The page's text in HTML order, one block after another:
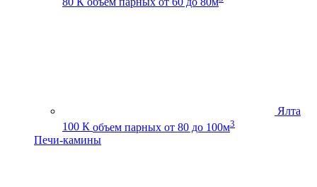
Ялта
100 К объем парных от 80 до 100м3
Печи-камины